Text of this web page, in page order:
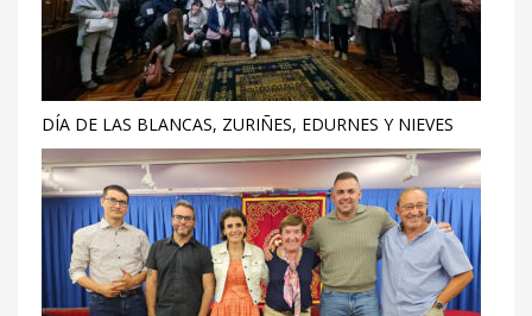
DÍA DE LAS BLANCAS, ZURIÑES, EDURNES Y NIEVES